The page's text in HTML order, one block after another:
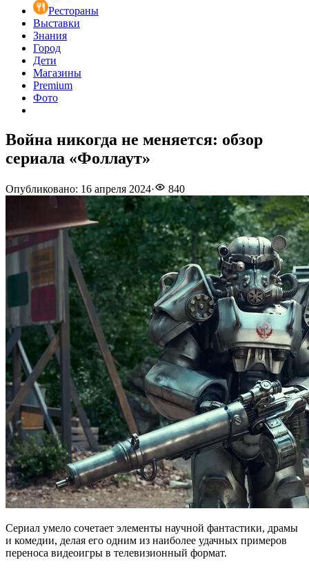
Рестораны
Выставки
Знания
Город
Дети
Магазины
Premium
Фото
Война никогда не меняется: обзор
сериала «Фоллаут»
Опубликовано: 16 апреля 2024· 840
Сериал умело сочетает элементы научной фантастики, драмы
и комедии, делая его одним из наиболее удачных примеров
переноса видеоигры в телевизионный формат.